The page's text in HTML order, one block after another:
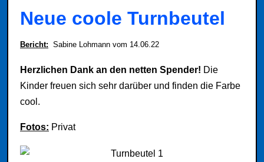
Neue coole Turnbeutel
Bericht: Sabine Lohmann vom 14.06.22
Herzlichen Dank an den netten Spender! Die
Kinder freuen sich sehr darüber und finden die Farbe
cool.
Fotos: Privat